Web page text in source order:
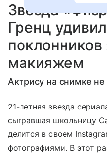
Звезда
Гренц
макияжем
Актрису на снимке не
21-летняя звезда
сыгравшая школьницу
делится в своем
фотографиями. В этот